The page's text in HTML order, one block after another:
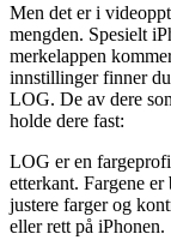
Men det er i
mengden. Spesielt
merkelappen
innstillinger finner
LOG. De av dere
holde dere fast:
LOG er en
etterkant. Fargene
justere farger og
eller rett på iPhonen.